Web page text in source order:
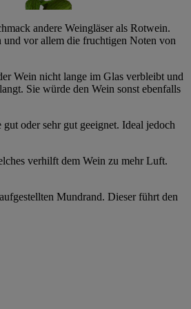
andere Weingläser als Rotwein.
und vor allem die fruchtigen Noten von
Wein nicht lange im Glas verbleibt und
Sie würde den Wein sonst ebenfalls
oder sehr gut geeignet. Ideal jedoch
verhilft dem Wein zu mehr Luft.
Mundrand. Dieser führt den